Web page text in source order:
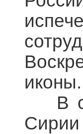
В